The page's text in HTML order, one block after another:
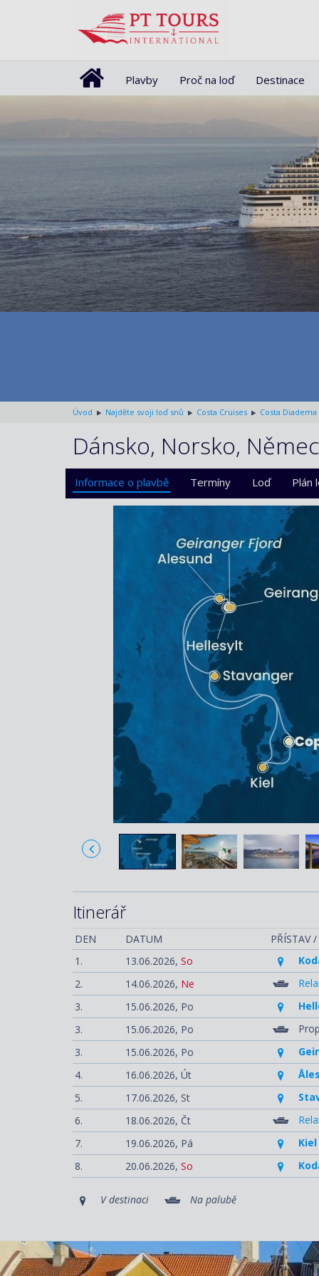
Plavby Proč na loď Destinace
Úvod Najděte svoji loď snů Costa Cruises Costa Diadema
Dánsko, Norsko,
Informace o plavbě Termíny Loď Plán
Itinerář
DEN DATUM PŘÍSTAV
1.
13.06.2026, So
2.
14.06.2026, Ne
3.
15.06.2026, Po
3.
15.06.2026, Po
3.
15.06.2026, Po
4.
16.06.2026, Út
5.
17.06.2026, St
6.
18.06.2026, Čt
7.
19.06.2026, Pá
8.
20.06.2026, So
V destinaci Na palubě